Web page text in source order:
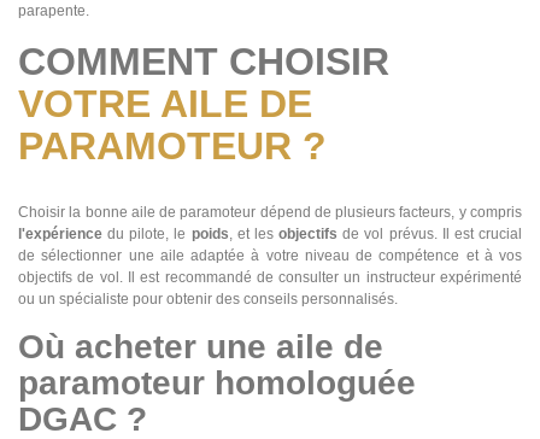
parapente.
COMMENT CHOISIR
VOTRE AILE DE
PARAMOTEUR ?
Choisir la bonne aile de paramoteur dépend de plusieurs facteurs, y compris
l'expérience du pilote, le poids , et lesobjectifs de vol prévus. Il est crucial
de sélectionner une aile adaptée à votre niveau de compétence et à vos
objectifs de vol. Il est recommandé de consulter un instructeur expérimenté
ou un spécialiste pour obtenir des conseils personnalisés.
Où acheter une aile de
paramoteur homologuée
DGAC ?